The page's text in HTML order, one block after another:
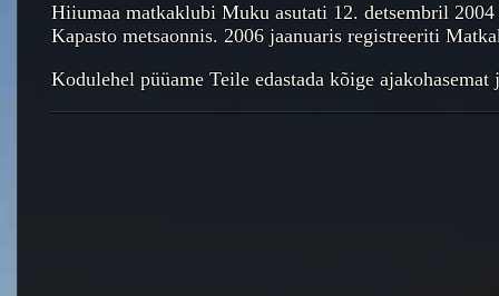
Hiiumaa matkaklubi Muku asutati 12. detsembril
Kapasto metsaonnis. 2006 jaanuaris registreeriti
Kodulehel püüame Teile edastada kõige